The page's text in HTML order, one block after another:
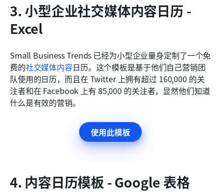
3. 小型企业社交媒体内容日历 -
Excel
Small Business Trends 已经为小型企业量身定制了一个免
费的社交媒体内容日历。这个模板是基于他们自己营销团
队使用的日历，而且在 Twitter 上拥有超过 160,000 的关
注者和在 Facebook 上有 85,000 的关注者，显然他们知道
什么是有效的营销。
使用此模板
4. 内容日历模板 - Google 表格